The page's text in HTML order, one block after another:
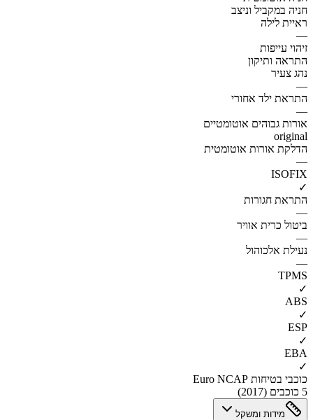
חניה במקביל וניצב
ראיית לילה
—
זיהוי עייפות
התראה ותיקון
נהג צעיר
—
התראת ילד אחורי
—
אורות גבוהים אוטומטיים
original
הדלקת אורות אוטומטית
—
ISOFIX
✓
התראת חגורות
—
ביטול כרית אוויר
—
נעילת אלכוהול
—
TPMS
✓
ABS
✓
ESP
✓
EBA
✓
כוכבי בטיחות Euro NCAP
5 כוכבים (2017)
מידות ומשקל